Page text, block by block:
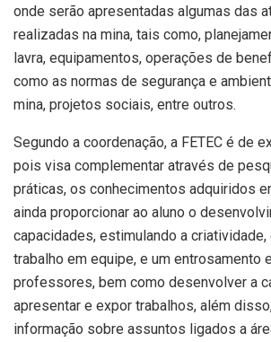
onde serão apresentadas algumas das
realizadas na mina, tais como,
lavra, equipamentos, operações de
como as normas de segurança e
mina, projetos sociais, entre outros.
Segundo a coordenação, a FETEC é de
pois visa complementar através de
práticas, os conhecimentos adquiridos
ainda proporcionar ao aluno o
capacidades, estimulando a
trabalho em equipe, e um entrosamento
professores, bem como desenvolver a
apresentar e expor trabalhos, além
informação sobre assuntos ligados a